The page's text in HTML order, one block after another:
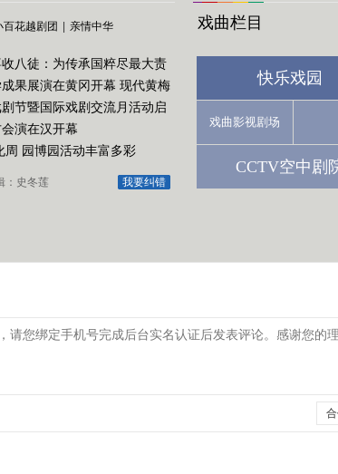
百花越剧团 亲情中华
八徒：为传承国粹尽最大责
果展演在黄冈开幕 现代黄梅
节暨国际戏剧交流月活动启
演在汉开幕
周 园博园活动丰富多彩
我要纠错
：史冬莲
戏曲栏目
快乐戏园
戏曲影视剧场
CCTV空中剧